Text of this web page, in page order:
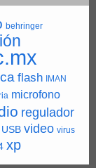
behringer
flash IMAN
microfono
regulador
USB video virus
xp